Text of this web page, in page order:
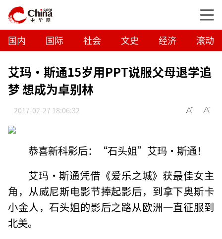
国内 国际 社会 文史 经济 滚动
艾玛·斯通15岁用PPT说服父母退学追
梦 想成为卓别林
2017-02-27 18:06:32
恭喜新科影后：“石头姐”艾玛·斯通！
艾玛·斯通凭借《爱乐之城》获最佳女主
角，从威尼斯电影节捧起影后，到拿下奥斯卡
小金人，石头姐的影后之路从欧洲一直征服到
北美。